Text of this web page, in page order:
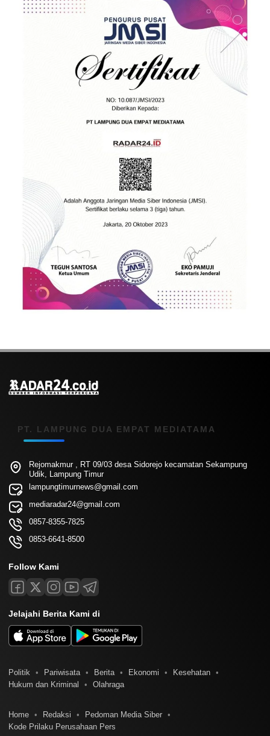
PT. LAMPUNG DUA EMPAT MEDIATAMA
Rejomakmur , RT 09/03 desa Sidorejo kecamatan Sekampung
Udik, Lampung Timur
lampungtimurnews@gmail.com
mediaradar24@gmail.com
0857-8355-7825
0853-6641-8500
Follow Kami
Jelajahi Berita Kami di
Politik Pariwisata Berita Ekonomi
Kesehatan
Hukum dan Kriminal
Olahraga
Home Redaksi
Pedoman Media Siber
Kode Prilaku Perusahaan Pers